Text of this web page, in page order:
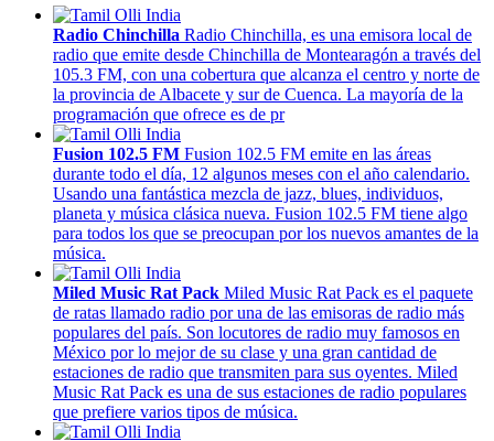
Radio Chinchilla Radio Chinchilla, es una emisora local de
radio que emite desde Chinchilla de Montearagón a través del
105.3 FM, con una cobertura que alcanza el centro y norte de
la provincia de Albacete y sur de Cuenca. La mayoría de la
programación que ofrece es de pr
Fusion 102.5 FM Fusion 102.5 FM emite en las áreas
durante todo el día, 12 algunos meses con el año calendario.
Usando una fantástica mezcla de jazz, blues, individuos,
planeta y música clásica nueva. Fusion 102.5 FM tiene algo
para todos los que se preocupan por los nuevos amantes de la
música.
Miled Music Rat Pack Miled Music Rat Pack es el paquete
de ratas llamado radio por una de las emisoras de radio más
populares del país. Son locutores de radio muy famosos en
México por lo mejor de su clase y una gran cantidad de
estaciones de radio que transmiten para sus oyentes. Miled
Music Rat Pack es una de sus estaciones de radio populares
que prefiere varios tipos de música.